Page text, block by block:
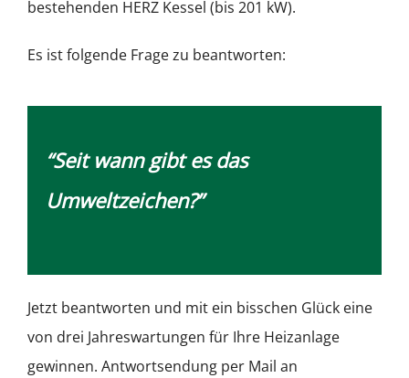
bestehenden HERZ Kessel (bis 201 kW).
Es ist folgende Frage zu beantworten:
“Seit wann gibt es das
Umweltzeichen?”
Jetzt beantworten und mit ein bisschen Glück eine
von drei Jahreswartungen für Ihre Heizanlage
gewinnen. Antwortsendung per Mail an